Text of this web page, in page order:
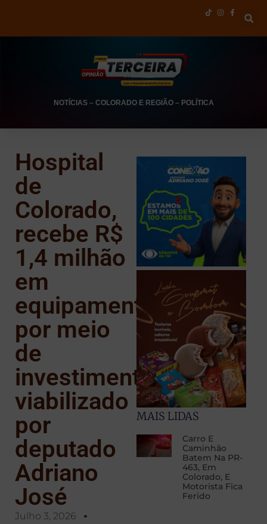
NOTÍCIAS– COLORADO E REGIÃO– POLÍTICA
Hospital
de
Colorado,
recebe R$
1,4 milhão
em
equipamentos
por meio
de
investimento
viabilizado
por
deputado
Adriano
José
Julho 3, 2026
MAIS LIDAS
Carro E
Caminhão
Batem Na PR-
463, Em
Colorado, E
Motorista Fica
Ferido